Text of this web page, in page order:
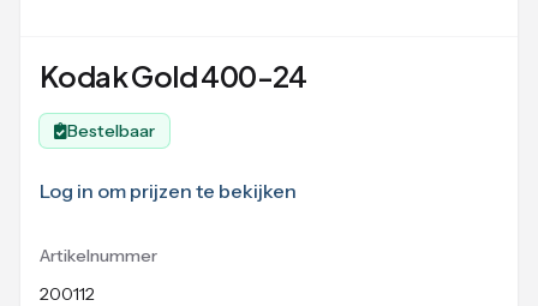
Kodak Gold 400-24
Bestelbaar
Log in om prijzen te bekijken
Artikelnummer
200112